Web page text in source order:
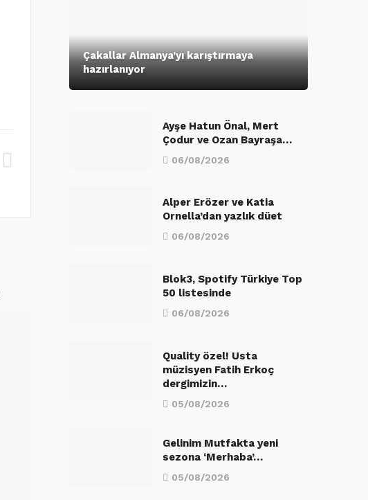
Çakallar Almanya’yı karıştırmaya
hazırlanıyor
Ayşe Hatun Önal, Mert
Çodur ve Ozan Bayraşa…
06/08/2026
Alper Erözer ve Katia
Ornella’dan yazlık düet
06/08/2026
Blok3, Spotify Türkiye Top
50 listesinde
06/08/2026
Quality özel! Usta
müzisyen Fatih Erkoç
dergimizin…
05/08/2026
Gelinim Mutfakta yeni
sezona ‘Merhaba’…
05/08/2026